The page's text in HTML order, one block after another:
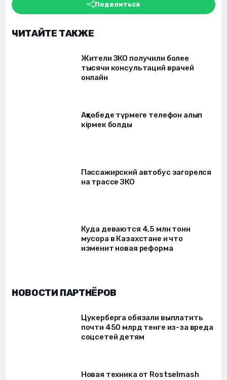
Поделиться
ЧИТАЙТЕ ТАКЖЕ
Жители ЗКО получили более
тысячи консультаций врачей
онлайн
Ақтөбеде түрмеге телефон алып
кірмек болды
Пассажирский автобус загорелся
на трассе ЗКО
Куда деваются 4,5 млн тонн
мусора в Казахстане и что
изменит новая реформа
НОВОСТИ ПАРТНЁРОВ
Цукерберга обязали выплатить
почти 450 млрд тенге из-за вреда
соцсетей детям
Новая техника от Rostselmash